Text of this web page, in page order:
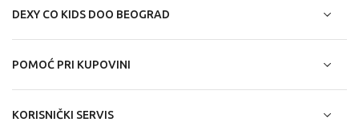
DEXY CO KIDS DOO BEOGRAD
POMOĆ PRI KUPOVINI
KORISNIČKI SERVIS